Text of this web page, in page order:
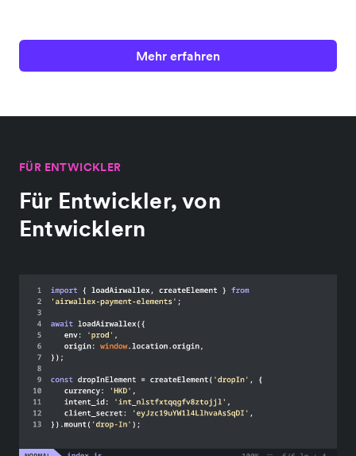
Mehr erfahren
FÜR ENTWICKLER
Für Entwickler, von
Entwicklern